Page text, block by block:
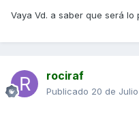
Vaya Vd. a saber que será lo
rociraf
Publicado 20 de Julio